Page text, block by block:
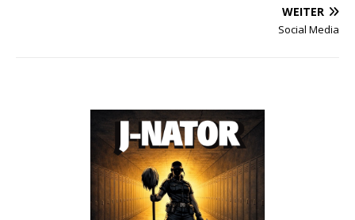
WEITER
Social Media